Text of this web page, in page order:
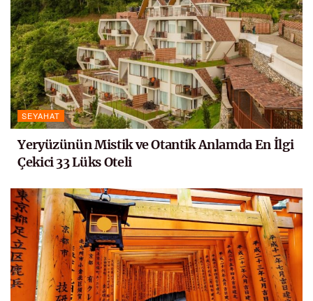
SEYAHAT
Yeryüzünün Mistik ve Otantik Anlamda En İlgi
Çekici 33 Lüks Oteli